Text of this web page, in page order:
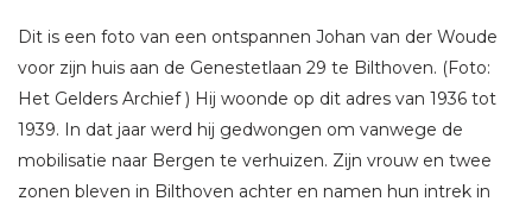
Dit is een foto van een ontspannen Johan van der Woude
voor zijn huis aan de Genestetlaan 29 te Bilthoven. (Foto:
Het Gelders Archief ) Hij woonde op dit adres van 1936 tot
1939. In dat jaar werd hij gedwongen om vanwege de
mobilisatie naar Bergen te verhuizen. Zijn vrouw en twee
zonen bleven in Bilthoven achter en namen hun intrek in